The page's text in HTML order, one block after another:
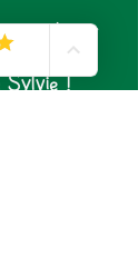
newsletter
l'actualité
Sylvie !